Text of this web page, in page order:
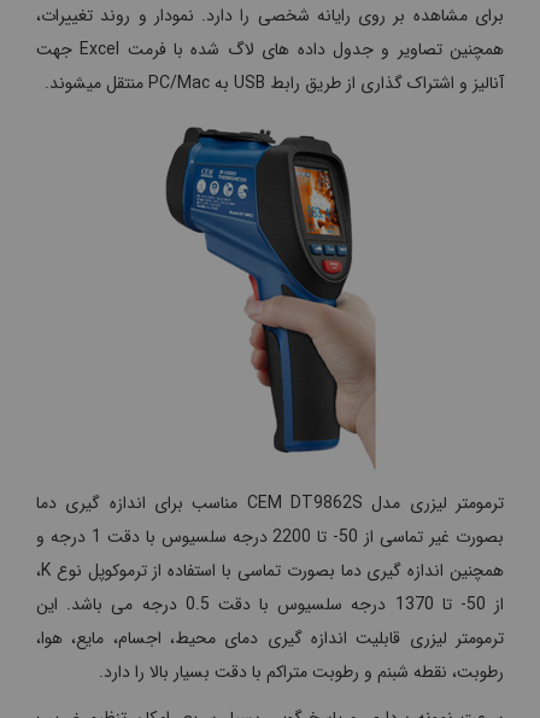
برای مشاهده بر روی رایانه شخصی را دارد. نمودار و روند تغییرات،
همچنین تصاویر و جدول داده های لاگ شده با فرمت Excel جهت
آنالیز و اشتراک گذاری از طریق رابط USB به PC/Mac منتقل میشوند.
ترمومتر لیزری مدل CEM DT9862S مناسب برای اندازه گیری دما
بصورت غیر تماسی از 50- تا 2200 درجه سلسیوس با دقت 1 درجه و
همچنین اندازه گیری دما بصورت تماسی با استفاده از ترموکوپل نوع K،
از 50- تا 1370 درجه سلسیوس با دقت 0.5 درجه می باشد. این
ترمومتر لیزری قابلیت اندازه گیری دمای محیط، اجسام، مایع، هوا،
رطوبت، نقطه شبنم و رطوبت متراکم با دقت بسیار بالا را دارد.